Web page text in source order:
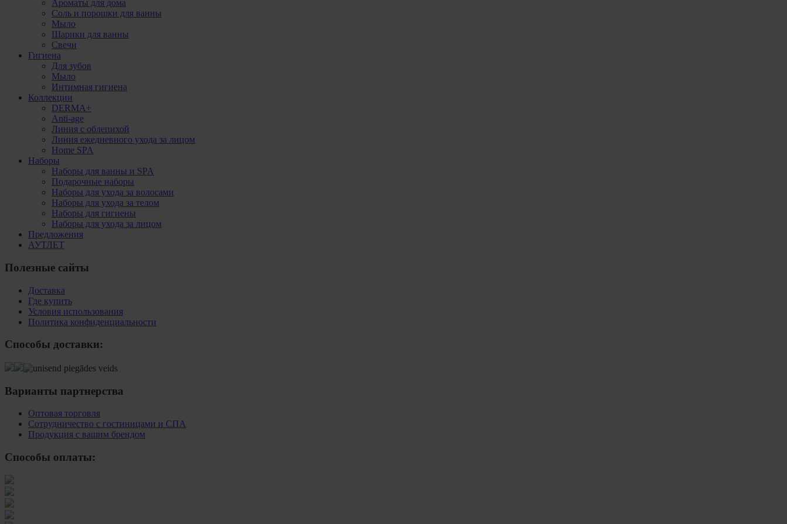
Ароматы для дома
Соль и порошки для ванны
Мыло
Шарики для ванны
Свечи
Гигиена
Для зубов
Мыло
Интимная гигиена
Коллекции
DERMA+
Anti-age
Линия с облепихой
Линия ежедневного ухода за лицом
Home SPA
Наборы
Наборы для ванны и SPA
Подарочные наборы
Наборы для ухода за волосами
Наборы для ухода за телом
Наборы для гигиены
Наборы для ухода за лицом
Предложения
АУТЛЕТ
Полезные сайты
Доставка
Где купить
Условия использования
Политика конфиденциальности
Способы доставки:
Варианты партнерства
Оптовая торговля
Сотрудничество с гостиницами и СПА
Продукция с вашим брендом
Способы оплаты: